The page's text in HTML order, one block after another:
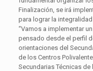
Finalización, se irá
para lograr la
“Vamos a implementar
pensado desde el perfil
orientaciones del
de los Centros
Secundarias Técnicas de